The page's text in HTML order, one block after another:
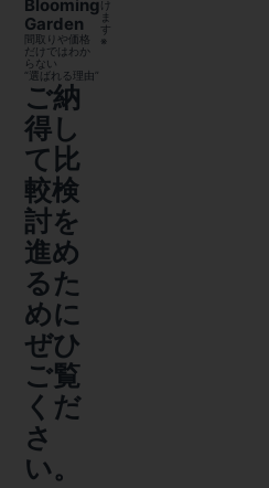
Blooming
Garden
間取りや価格
だけではわか
らない
“選ばれる理由”
ご納
得し
て比
較検
討を
進め
るた
めに
ぜひ
ご覧
くだ
さ
い。
け
ま
す
※